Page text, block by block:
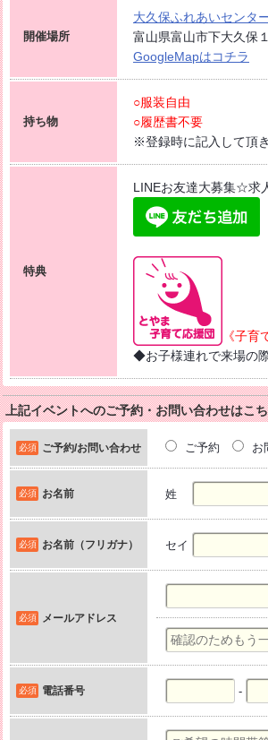
開催場所
大久保ふれあいセンタ
富山県富山市下大久保
GoogleMapはコチラ
持ち物
○服装自由
○履歴書不要
※登録時に記入して頂
特典
LINEお友達大募集☆求
《子育
◆お子様連れで来場の
上記イベントへのご予約・お問い合わせはこ
必須 ご予約/お問い合わせ ご予約 お
必須 お名前 姓
必須 お名前（フリガナ） セイ
必須 メールアドレス
必須 電話番号 -